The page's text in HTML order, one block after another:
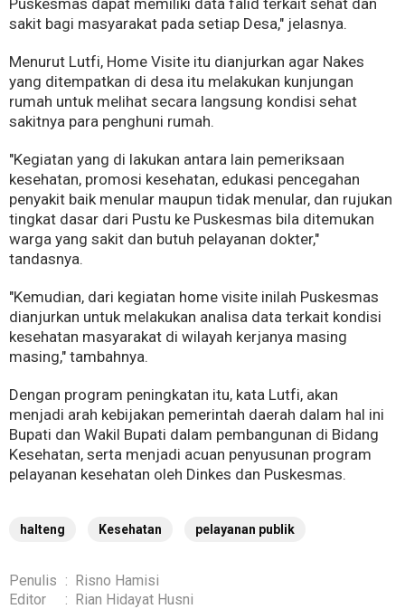
sakit bagi masyarakat pada setiap Desa," jelasnya.
Menurut Lutfi, Home Visite itu dianjurkan agar Nakes
yang ditempatkan di desa itu melakukan kunjungan
rumah untuk melihat secara langsung kondisi sehat
sakitnya para penghuni rumah.
"Kegiatan yang di lakukan antara lain pemeriksaan
kesehatan, promosi kesehatan, edukasi pencegahan
penyakit baik menular maupun tidak menular, dan rujukan
tingkat dasar dari Pustu ke Puskesmas bila ditemukan
warga yang sakit dan butuh pelayanan dokter,"
tandasnya.
"Kemudian, dari kegiatan home visite inilah Puskesmas
dianjurkan untuk melakukan analisa data terkait kondisi
kesehatan masyarakat di wilayah kerjanya masing
masing," tambahnya.
Dengan program peningkatan itu, kata Lutfi, akan
menjadi arah kebijakan pemerintah daerah dalam hal ini
Bupati dan Wakil Bupati dalam pembangunan di Bidang
Kesehatan, serta menjadi acuan penyusunan program
pelayanan kesehatan oleh Dinkes dan Puskesmas.
halteng Kesehatan pelayanan publik
Penulis : Risno Hamisi
Editor
: Rian Hidayat Husni